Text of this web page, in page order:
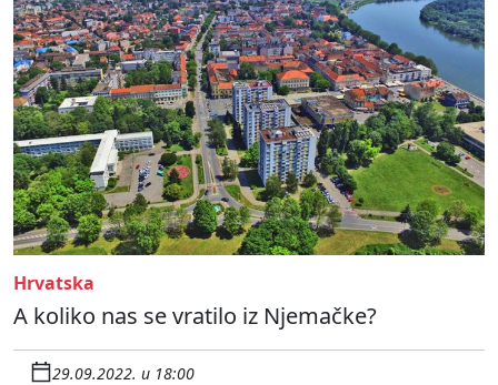
Hrvatska
A koliko nas se vratilo iz Njemačke?
29.09.2022. u 18:00